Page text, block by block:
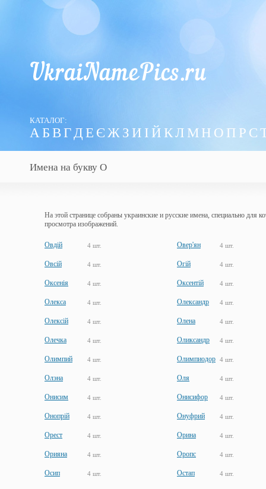
КАТАЛОГ:
АБ ВГД Е Є Ж З И І Й КЛ М Н О П Р С
Имена на букву О
На этой странице собраны украинские и русские имена, специально
просмотра изображений.
Овдій 4 шт. Овер'ян 4 шт.
Овсій 4 шт. Огій 4 шт.
Оксенія 4 шт. Оксентій 4 шт.
Олекса 4 шт. Олександр 4 шт.
Олексій 4 шт. Олена 4 шт.
Олечка 4 шт. Оликсандр 4 шт.
Олимпий 4 шт. Олимпиодор 4 шт.
Олэна 4 шт. Оля 4 шт.
Онисим 4 шт. Онисифор 4 шт.
Онопрій 4 шт. Онуфрий 4 шт.
Орест 4 шт. Орина 4 шт.
Орияна 4 шт. Оропс 4 шт.
Осип 4 шт. Остап 4 шт.